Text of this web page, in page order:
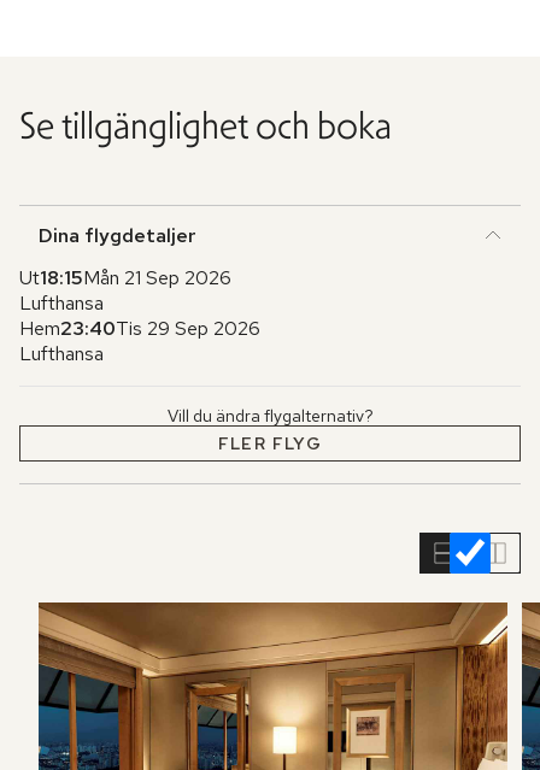
Se tillgänglighet och boka
Dina flygdetaljer
Ut18:15Mån 21 Sep 2026
Lufthansa
Hem23:40Tis 29 Sep 2026
Lufthansa
Vill du ändra flygalternativ?
FLER FLYG